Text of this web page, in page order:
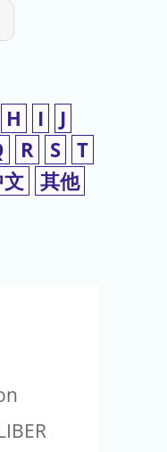
H I
J
R S T
其他